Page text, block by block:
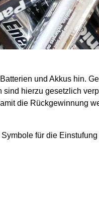
und Akkus hin.
hierzu gesetzlich
die Rückgewinnung
für die